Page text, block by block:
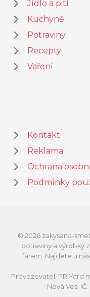
Jídlo a pití
Kuchyně
Potraviny
Recepty
Vaření
Kontakt
Reklama
Ochrana
Podmínky
© 2026 zakysana-
potraviny a výrobky
farem. Najdete u
Provozovatel: PR Yard
Nová Ves,